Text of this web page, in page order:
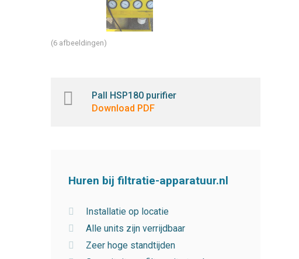
(6 afbeeldingen)
Pall HSP180 purifier
Download PDF
Huren bij filtratie-apparatuur.nl
Installatie op locatie
Alle units zijn verrijdbaar
Zeer hoge standtijden